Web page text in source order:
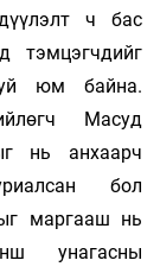
ч бас
тэмцэгчдийг
юм байна.
Масуд
нь анхаарч
бол
маргааш нь
унагасны